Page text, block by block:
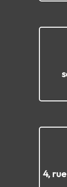
4,